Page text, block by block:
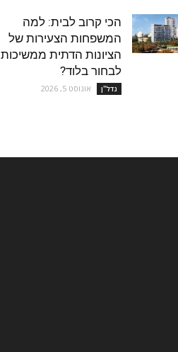
הכי קרוב לבית: למה
המשפחות הצעירות של
הציונות הדתית ממשיכות
לבחור בלוד?
נדל''ן אוגוסט 5, 2026